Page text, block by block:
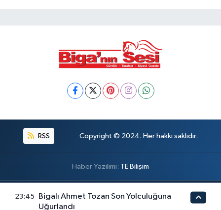
RSS Copyright © 2024. Her hakkı saklıdır.
Haber Yazılımı: TE Bilişim
23:45
Bigalı Ahmet Tozan Son Yolculuğuna
Uğurlandı